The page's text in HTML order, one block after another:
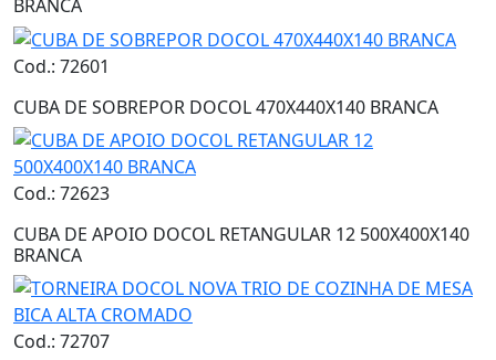
BRANCA
Cod.: 72601
CUBA DE SOBREPOR DOCOL 470X440X140 BRANCA
Cod.: 72623
CUBA DE APOIO DOCOL RETANGULAR 12 500X400X140
BRANCA
Cod.: 72707